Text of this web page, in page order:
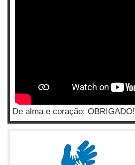
De alma e coração: OBRIGADO!